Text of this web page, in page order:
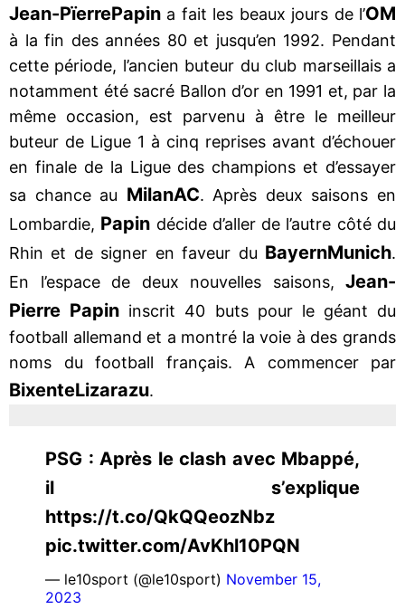
Jean-PïerrePapin a fait les beaux jours de l’OM
à la fin des années 80 et jusqu’en 1992. Pendant
cette période, l’ancien buteur du club marseillais a
notamment été sacré Ballon d’or en 1991 et, par la
même occasion, est parvenu à être le meilleur
buteur de Ligue 1 à cinq reprises avant d’échouer
en finale de la Ligue des champions et d’essayer
sa chance au MilanAC. Après deux saisons en
Lombardie, Papin décide d’aller de l’autre côté du
Rhin et de signer en faveur du BayernMunich.
En l’espace de deux nouvelles saisons, Jean-
Pierre Papin inscrit 40 buts pour le géant du
football allemand et a montré la voie à des grands
noms du football français. A commencer par
BixenteLizarazu.
PSG : Après le clash avec Mbappé,
il s’explique
https://t.co/QkQQeozNbz
pic.twitter.com/AvKhl10PQN
— le10sport (@le10sport) November 15,
2023